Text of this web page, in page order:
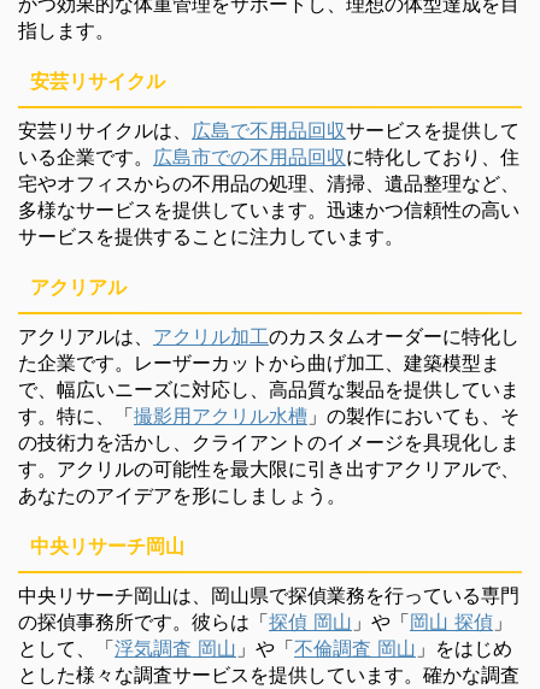
指します。
安芸リサイクル
安芸リサイクルは、 広島で不用品回収サービスを提供して
いる企業です。 広島市での不用品回収に特化しており、住
宅やオフィスからの不用品の処理、清掃、遺品整理など、
多様なサービスを提供しています。迅速かつ信頼性の高い
サービスを提供することに注力しています。
アクリアル
アクリアルは、 アクリル加工のカスタムオーダーに特化し
た企業です。レーザーカットから曲げ加工、建築模型ま
で、幅広いニーズに対応し、高品質な製品を提供していま
す。特に、「撮影用アクリル水槽 」の製作においても、そ
の技術力を活かし、クライアントのイメージを具現化しま
す。アクリルの可能性を最大限に引き出すアクリアルで、
あなたのアイデアを形にしましょう。
中央リサーチ岡山
中央リサーチ岡山は、岡山県で探偵業務を行っている専門
の探偵事務所です。彼らは「探偵 岡山 」や「岡山 探偵 」
として、「浮気調査 岡山 」や「不倫調査 岡山 」をはじめ
とした様々な調査サービスを提供しています。確かな調査